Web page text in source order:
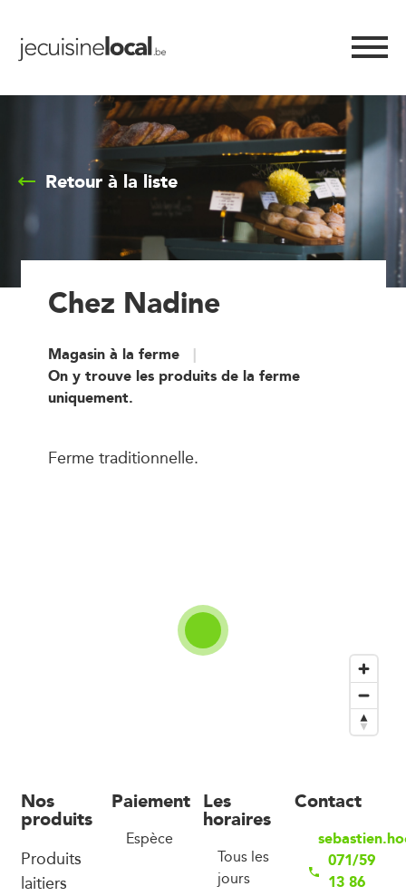
Retour à la liste
Chez Nadine
Magasin à la ferme
On y trouve les produits de la ferme
uniquement.
Ferme traditionnelle.
Nos
produits
Produits
laitiers
Paiement
Espèce
Les
horaires
Tous les
jours
Contact
071/59
13 86